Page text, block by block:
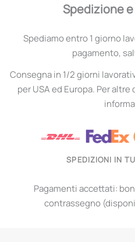
Spedizione
Spediamo entro 1 giorno
pagamento,
Consegna in 1/2 giorni
per USA ed Europa. Per
SPEDIZIONI IN
Pagamenti accettati:
contrassegno